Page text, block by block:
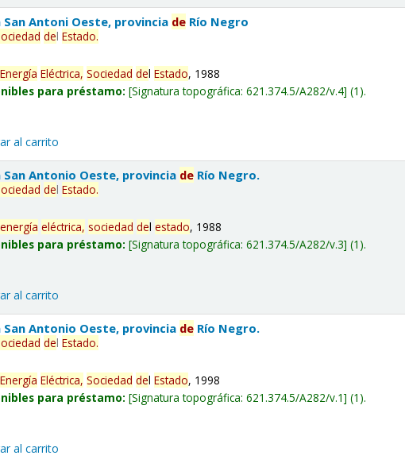
Antoni Oeste, provincia de Río Negro
delEstado.
Energía Eléctrica, Sociedad delEstado, 1988
para préstamo: Signatura topográfica:621.374.5/A282/v.4 (1).
al carrito
Antonio Oeste, provincia de Río Negro.
delEstado.
energía eléctrica, sociedad delestado, 1988
para préstamo: Signatura topográfica:621.374.5/A282/v.3 (1).
al carrito
Antonio Oeste, provincia de Río Negro.
delEstado.
Energía Eléctrica, Sociedad delEstado, 1998
para préstamo: Signatura topográfica:621.374.5/A282/v.1 (1).
al carrito